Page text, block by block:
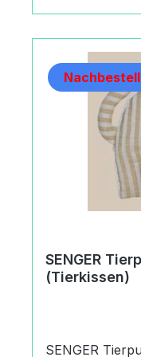
zum Hersteller
GPSR
Toynamics
Straße35325
6400-95 87
https://
SENGER
(Tierkissen)
SENGER